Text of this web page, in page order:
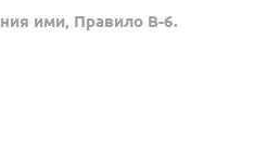
ими, Правило B-6.